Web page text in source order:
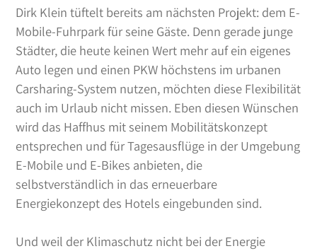
Dirk Klein tüftelt bereits am nächsten Projekt: dem E-
Mobile-Fuhrpark für seine Gäste. Denn gerade junge
Städter, die heute keinen Wert mehr auf ein eigenes
Auto legen und einen PKW höchstens im urbanen
Carsharing-System nutzen, möchten diese Flexibilität
auch im Urlaub nicht missen. Eben diesen Wünschen
wird das Haffhus mit seinem Mobilitätskonzept
entsprechen und für Tagesausflüge in der Umgebung
E-Mobile und E-Bikes anbieten, die
selbstverständlich in das erneuerbare
Energiekonzept des Hotels eingebunden sind.
Und weil der Klimaschutz nicht bei der Energie